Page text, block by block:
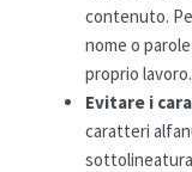
contenuto.
nome o
proprio lavoro.
Evitare i
caratteri